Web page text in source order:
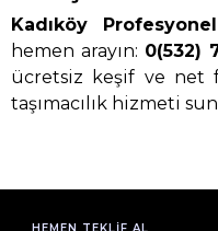
Kadıköy
hemen arayın: 0(532)
ücretsiz keşif ve net
taşımacılık hizmeti